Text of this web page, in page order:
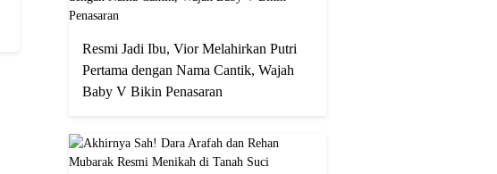
Resmi Jadi Ibu, Vior Melahirkan Putri
Pertama dengan Nama Cantik, Wajah
Baby V Bikin Penasaran